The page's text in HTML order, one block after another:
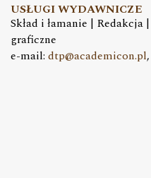
USŁUGI WYDAWNICZE
Skład i łamanie |
graficzne
e-mail: dtp@academicon.pl